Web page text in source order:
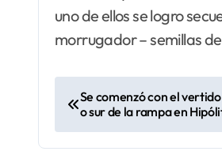
uno de ellos se logro
morrugador – semillas
N
a
Se comenzó con el
o sur de la rampa en